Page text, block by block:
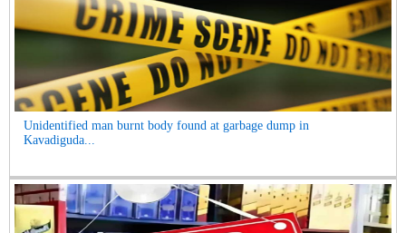
Unidentified man burnt body found at garbage dump in
Kavadiguda...